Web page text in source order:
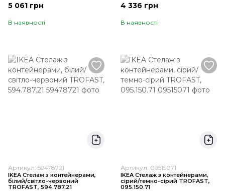
5 061 грн
В наявності
4 336 грн
В наявності
Артикул: 59478721
IKEA Стелаж з контейнерами,
білий/світло-червоний
TROFAST, 594.787.21
Артикул: 09515071
IKEA Стелаж з контейнерами,
сірий/темно-сірий TROFAST,
095.150.71